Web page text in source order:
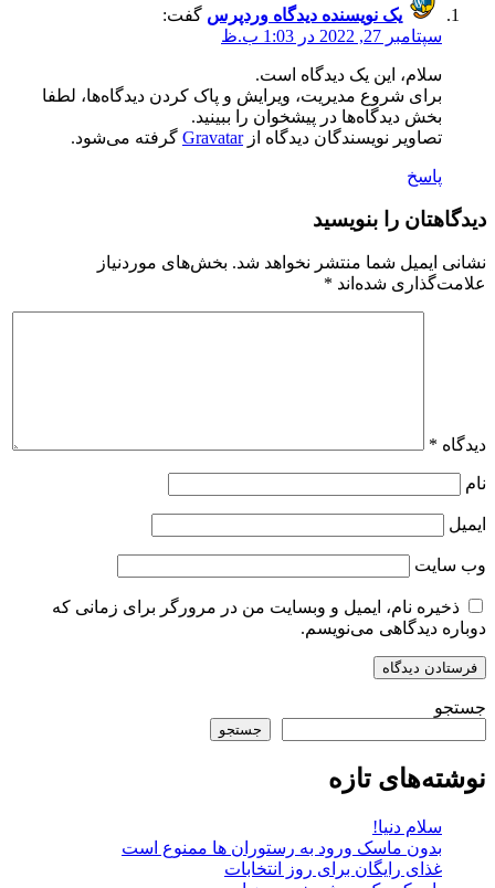
یک نویسنده دیدگاه وردپرس گفت:
سپتامبر 27, 2022 در 1:03 ب.ظ
سلام، این یک دیدگاه است.
برای شروع مدیریت، ویرایش و پاک کردن دیدگاه‌ها، لطفا
بخش دیدگاه‌ها در پیشخوان را ببینید.
تصاویر نویسندگان دیدگاه ازGravatar گرفته می‌شود.
پاسخ
دیدگاهتان را بنویسید
نشانی ایمیل شما منتشر نخواهد شد. بخش‌های موردنیاز
علامت‌گذاری شده‌اند *
دیدگاه *
نام
ایمیل
وب‌ سایت
ذخیره نام، ایمیل و وبسایت من در مرورگر برای زمانی که
دوباره دیدگاهی می‌نویسم.
جستجو
جستجو
نوشته‌های تازه
سلام دنیا!
بدون ماسک ورود به رستوران ها ممنوع است
غذای رایگان برای روز انتخابات